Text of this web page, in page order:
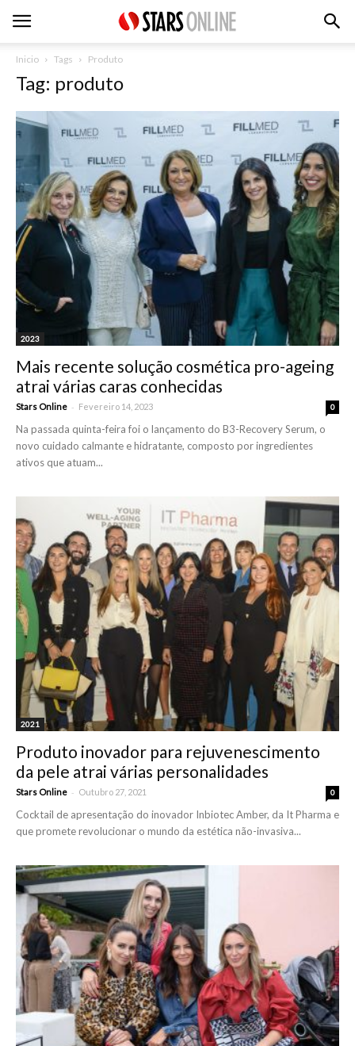
Inicio Tags Produto
Tag: produto
2023
Mais recente solução cosmética pro-ageing
atrai várias caras conhecidas
Stars Online - Fevereiro 14, 2023 0
Na passada quinta-feira foi o lançamento do B3-Recovery Serum, o
novo cuidado calmante e hidratante, composto por ingredientes
ativos que atuam...
2021
Produto inovador para rejuvenescimento
da pele atrai várias personalidades
Stars Online - Outubro 27, 2021 0
Cocktail de apresentação do inovador Inbiotec Amber, da It Pharma e
que promete revolucionar o mundo da estética não-invasiva...